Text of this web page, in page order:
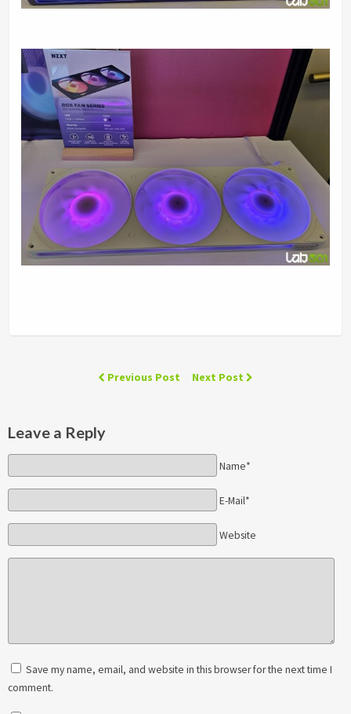
Previous Post Next Post
Leave a Reply
Name*
E-Mail*
Website
Save my name, email, and website in this browser for the next time I
comment.